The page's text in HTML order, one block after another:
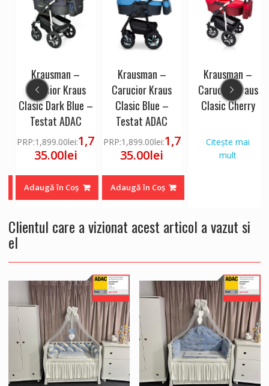
Krausman –
Carucior Kraus
Clasic Dark Blue –
Testat ADAC
PRP:1,899.00lei:1,7
35.00lei
Adaugă în Coș
Krausman –
Carucior Kraus
Clasic Blue –
Testat ADAC
PRP:1,899.00lei:1,7
35.00lei
Adaugă în Coș
Krausman –
Carucior Kraus
Clasic Cherry
Citește mai
mult
Clientul care a vizionat acest articol a vazut si
el